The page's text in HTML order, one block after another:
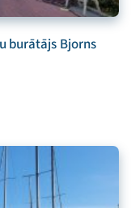
burātājs Bjorns